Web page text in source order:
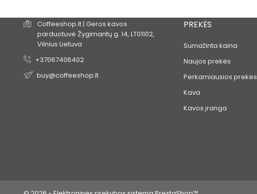
Coffeeshop.lt | Geros kavos
parduotuvė Žygimantų g. 14, LT01102,
Vilnius Lietuva
+37067406402
buy@coffeeshop.lt
PREKĖS
Sumažinta kaina
Naujos prekės
Perkamiausios prekės
Kava
Kavos įranga